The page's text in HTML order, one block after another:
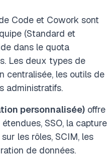
Code et Cowork sont
(Standard et
dans le quota
Les deux types de
centralisée, les outils de
administratifs.
personnalisée) offre
SSO, la capture
les rôles, SCIM, les
de données.